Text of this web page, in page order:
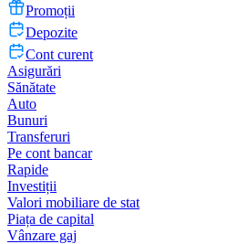
Promoții
Depozite
Cont curent
Asigurări
Sănătate
Auto
Bunuri
Transferuri
Pe cont bancar
Rapide
Investiții
Valori mobiliare de stat
Piața de capital
Vânzare gaj